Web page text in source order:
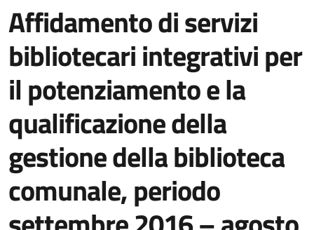
Affidamento di servizi
bibliotecari integrativi per
il potenziamento e la
qualificazione della
gestione della biblioteca
comunale, periodo